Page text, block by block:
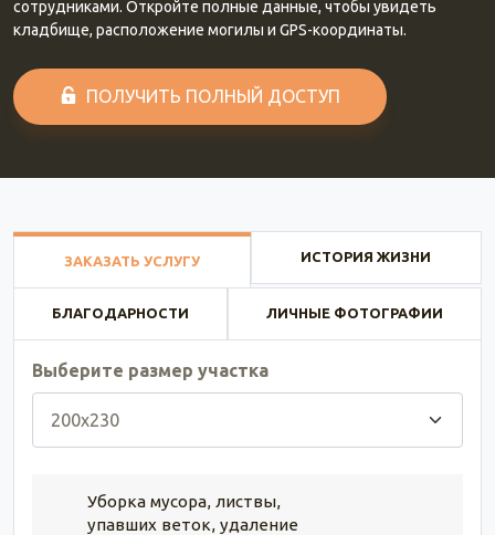
сотрудниками. Откройте полные данные, чтобы увидеть
кладбище, расположение могилы и GPS-координаты.
ПОЛУЧИТЬ ПОЛНЫЙ ДОСТУП
ЗАКАЗАТЬ УСЛУГУ ИСТОРИЯ ЖИЗНИ
БЛАГОДАРНОСТИ ЛИЧНЫЕ ФОТОГРАФИИ
Выберите размер участка
Уборка мусора, листвы,
упавших веток, удаление